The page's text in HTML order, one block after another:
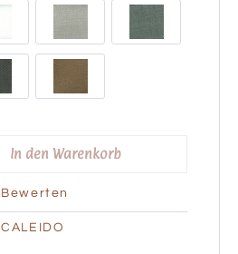
In den Warenkorb
Bewerten
CALEIDO